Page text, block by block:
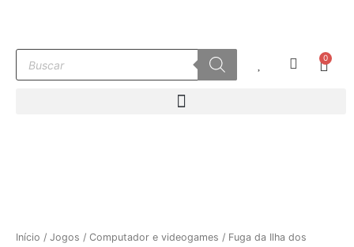
conteúdo
Pesquisar
produtos
0
Início / Jogos / Computador e videogames / Fuga da Ilha dos